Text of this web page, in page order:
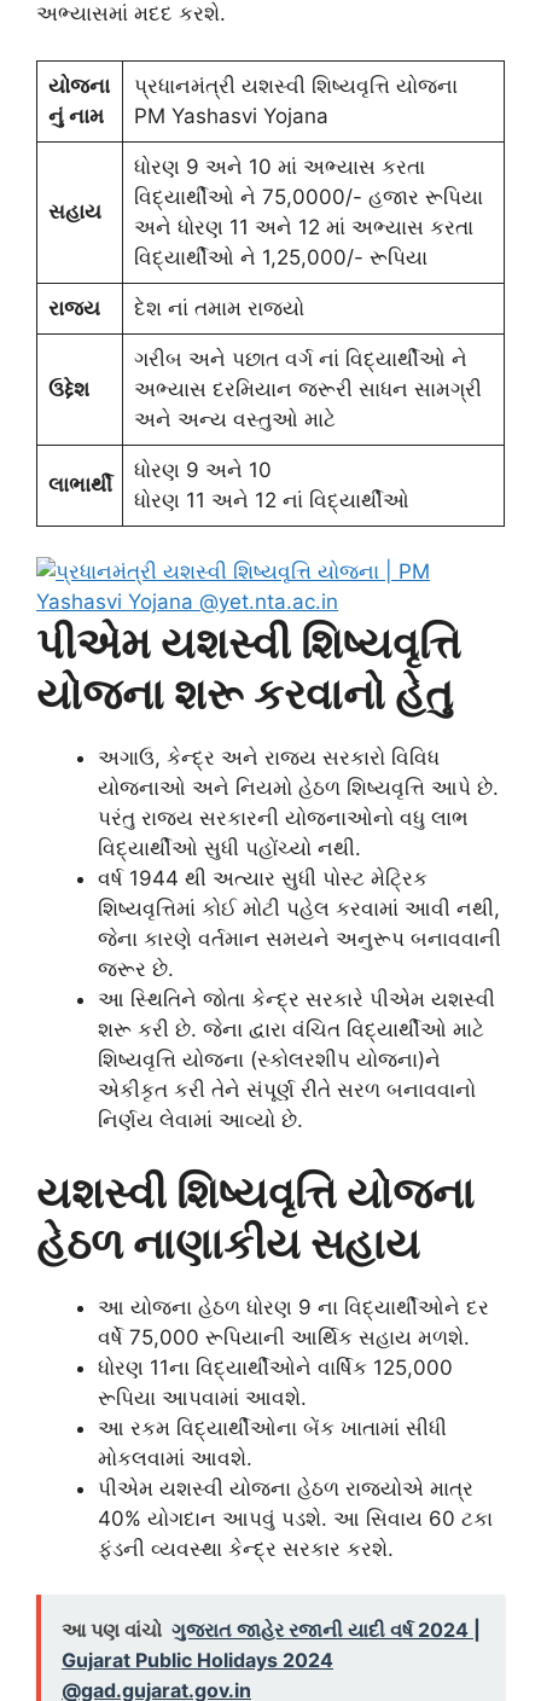
અભ્યાસમાં મદદ કરશે.
યોજના
નું નામ
પ્રધાનમંત્રી યશસ્વી શિષ્યવૃત્તિ યોજના
PM Yashasvi Yojana
સહાય
ધોરણ 9 અને 10 માં અભ્યાસ કરતા
વિદ્યાર્થીઓ ને 75,0000/- હજાર રૂપિયા
અને ધોરણ 11 અને 12 માં અભ્યાસ કરતા
વિદ્યાર્થીઓ ને 1,25,000/- રૂપિયા
રાજ્ય દેશ નાં તમામ રાજ્યો
ઉદ્દેશ
ગરીબ અને પછાત વર્ગ નાં વિદ્યાર્થીઓ ને
અભ્યાસ દરમિયાન જરૂરી સાધન સામગ્રી
અને અન્ય વસ્તુઓ માટે
લાભાર્થી
ધોરણ 9 અને 10
ધોરણ 11 અને 12 નાં વિદ્યાર્થીઓ
પીએમ યશસ્વી શિષ્યવૃત્તિ
યોજના શરૂ કરવાનો હેતુ
અગાઉ, કેન્દ્ર અને રાજ્ય સરકારો વિવિધ
યોજનાઓ અને નિયમો હેઠળ શિષ્યવૃત્તિ આપે છે.
પરંતુ રાજ્ય સરકારની યોજનાઓનો વધુ લાભ
વિદ્યાર્થીઓ સુધી પહોંચ્યો નથી.
વર્ષ 1944 થી અત્યાર સુધી પોસ્ટ મેટ્રિક
શિષ્યવૃત્તિમાં કોઈ મોટી પહેલ કરવામાં આવી નથી,
જેના કારણે વર્તમાન સમયને અનુરૂપ બનાવવાની
જરૂર છે.
આ સ્થિતિને જોતા કેન્દ્ર સરકારે પીએમ યશસ્વી
શરૂ કરી છે. જેના દ્વારા વંચિત વિદ્યાર્થીઓ માટે
શિષ્યવૃત્તિ યોજના (સ્કોલરશીપ યોજના)ને
એકીકૃત કરી તેને સંપૂર્ણ રીતે સરળ બનાવવાનો
નિર્ણય લેવામાં આવ્યો છે.
યશસ્વી શિષ્યવૃત્તિ યોજના
હેઠળ નાણાકીય સહાય
આ યોજના હેઠળ ધોરણ 9 ના વિદ્યાર્થીઓને દર
વર્ષે 75,000 રૂપિયાની આર્થિક સહાય મળશે.
ધોરણ 11ના વિદ્યાર્થીઓને વાર્ષિક 125,000
રૂપિયા આપવામાં આવશે.
આ રકમ વિદ્યાર્થીઓના બેંક ખાતામાં સીધી
મોકલવામાં આવશે.
પીએમ યશસ્વી યોજના હેઠળ રાજ્યોએ માત્ર
40% યોગદાન આપવું પડશે. આ સિવાય 60 ટકા
ફંડની વ્યવસ્થા કેન્દ્ર સરકાર કરશે.
આ પણ વાંચો ગુજરાત જાહેર રજાની યાદી વર્ષ 2024 |
Gujarat Public Holidays 2024
@gad.gujarat.gov.in